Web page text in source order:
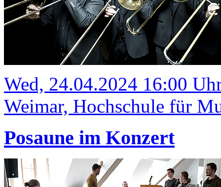
Wed, 24.04.2024 16:00
Weimar, Hochschule für
Posaune im Konzert